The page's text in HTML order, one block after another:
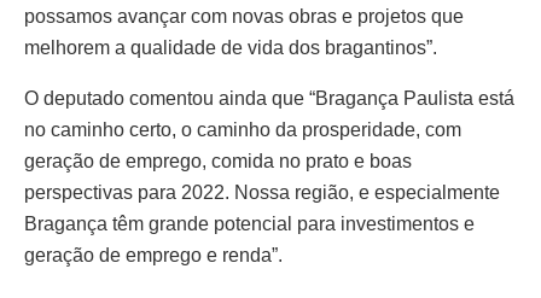
possamos avançar com novas obras e projetos que
melhorem a qualidade de vida dos bragantinos”.
O deputado comentou ainda que “Bragança Paulista está
no caminho certo, o caminho da prosperidade, com
geração de emprego, comida no prato e boas
perspectivas para 2022. Nossa região, e especialmente
Bragança têm grande potencial para investimentos e
geração de emprego e renda”.